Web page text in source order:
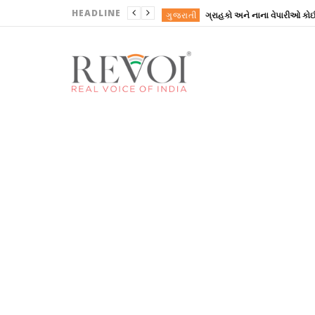
HEADLINE ગુજરાતી
ગુજરાતી
ગુજરાતી